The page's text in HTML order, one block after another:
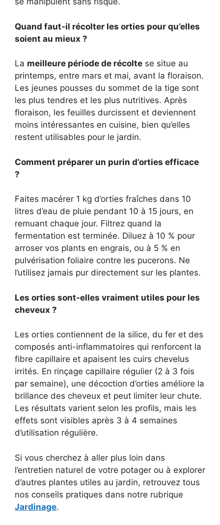
Quand faut-il récolter les orties pour qu’elles
soient au mieux ?
La meilleure période de récolte se situe au
printemps, entre mars et mai, avant la floraison.
Les jeunes pousses du sommet de la tige sont
les plus tendres et les plus nutritives. Après
floraison, les feuilles durcissent et deviennent
moins intéressantes en cuisine, bien qu’elles
restent utilisables pour le jardin.
Comment préparer un purin d’orties efficace
?
Faites macérer 1 kg d’orties fraîches dans 10
litres d’eau de pluie pendant 10 à 15 jours, en
remuant chaque jour. Filtrez quand la
fermentation est terminée. Diluez à 10 % pour
arroser vos plants en engrais, ou à 5 % en
pulvérisation foliaire contre les pucerons. Ne
l’utilisez jamais pur directement sur les plantes.
Les orties sont-elles vraiment utiles pour les
cheveux ?
Les orties contiennent de la silice, du fer et des
composés anti-inflammatoires qui renforcent la
fibre capillaire et apaisent les cuirs chevelus
irrités. En rinçage capillaire régulier (2 à 3 fois
par semaine), une décoction d’orties améliore la
brillance des cheveux et peut limiter leur chute.
Les résultats varient selon les profils, mais les
effets sont visibles après 3 à 4 semaines
d’utilisation régulière.
Si vous cherchez à aller plus loin dans
l’entretien naturel de votre potager ou à explorer
d’autres plantes utiles au jardin, retrouvez tous
nos conseils pratiques dans notre rubrique
Jardinage.